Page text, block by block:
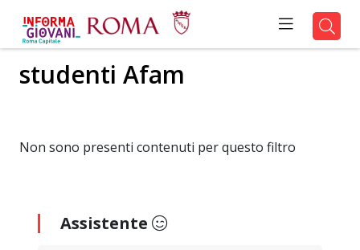
studenti Afam
Non sono presenti contenuti per questo filtro
Assistente